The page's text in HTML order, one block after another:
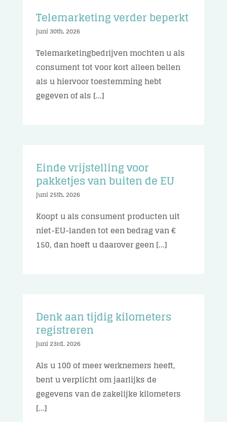
Telemarketing verder beperkt
juni 30th, 2026
Telemarketingbedrijven mochten u als
consument tot voor kort alleen bellen
als u hiervoor toestemming hebt
gegeven of als [...]
Einde vrijstelling voor
pakketjes van buiten de EU
juni 25th, 2026
Koopt u als consument producten uit
niet-EU-landen tot een bedrag van €
150, dan hoeft u daarover geen [...]
Denk aan tijdig kilometers
registreren
juni 23rd, 2026
Als u 100 of meer werknemers heeft,
bent u verplicht om jaarlijks de
gegevens van de zakelijke kilometers
[...]